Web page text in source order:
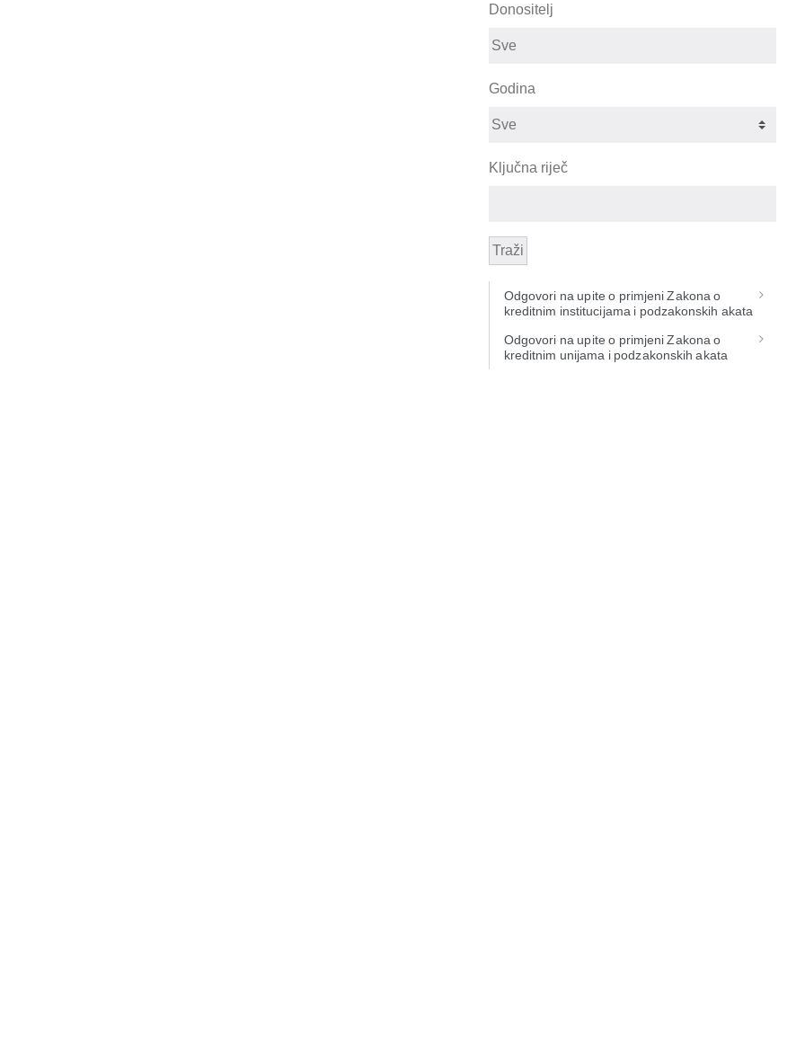
Donositelj
Godina
Ključna riječ
Traži
Odgovori na upite o primjeni Zakona o
kreditnim institucijama i podzakonskih akata
Odgovori na upite o primjeni Zakona o
kreditnim unijama i podzakonskih akata